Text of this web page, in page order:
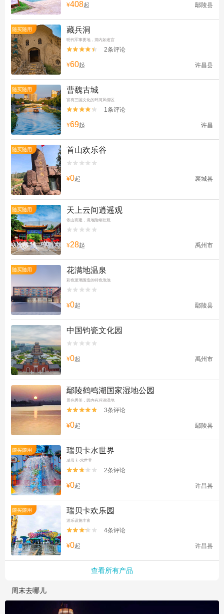
¥408起 鄢陵县
随买随用 藏兵洞
明代军事要地，洞内如迷宫

 2条评论
¥60起 许昌县
随买随用 曹魏古城
富有三国文化的环河风情区

 1条评论
¥69起 许昌
随买随用 首山欢乐谷


¥0起 襄城县
随买随用 天上云间逍遥观
依山而建，境地险峻壮观


¥28起 禹州市
随买随用 花满地温泉
彩色玻璃围造的特色泡池


¥0起 鄢陵县
中国钧瓷文化园


¥0起 禹州市
鄢陵鹤鸣湖国家湿地公园
景色秀美，园内有环湖湿地

 3条评论
¥0起 鄢陵县
随买随用 瑞贝卡水世界
瑞贝卡·水世界

 2条评论
¥0起 许昌县
随买随用 瑞贝卡欢乐园
游乐设施丰富

 4条评论
¥0起 许昌县
查看所有产品
周末去哪儿